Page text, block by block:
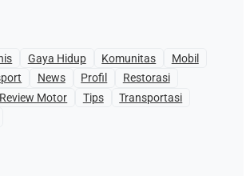
Gaya Hidup Komunitas
Mobil
News Profil
Restorasi
Review Motor Tips
Transportasi